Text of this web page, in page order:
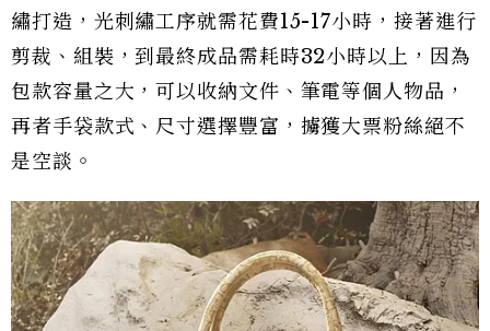
繡打造，光刺繡工序就需花費15-17小時，接著進行
剪裁、組裝，到最終成品需耗時32小時以上，因為
包款容量之大，可以收納文件、筆電等個人物品，
再者手袋款式、尺寸選擇豐富，擄獲大票粉絲絕不
是空談。